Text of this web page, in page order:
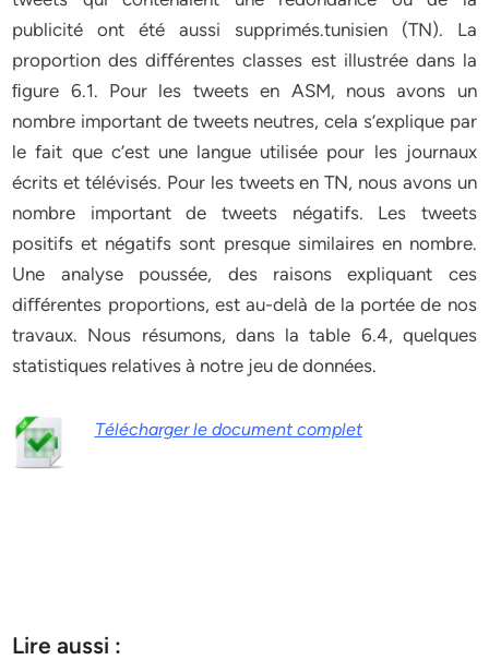
publicité ont été aussi supprimés.tunisien (TN). La
proportion des diﬀérentes classes est illustrée dans la
ﬁgure 6.1. Pour les tweets en ASM, nous avons un
nombre important de tweets neutres, cela s’explique par
le fait que c’est une langue utilisée pour les journaux
écrits et télévisés. Pour les tweets en TN, nous avons un
nombre important de tweets négatifs. Les tweets
positifs et négatifs sont presque similaires en nombre.
Une analyse poussée, des raisons expliquant ces
diﬀérentes proportions, est au-delà de la portée de nos
travaux. Nous résumons, dans la table 6.4, quelques
statistiques relatives à notre jeu de données.
Télécharger le document complet
Lire aussi :